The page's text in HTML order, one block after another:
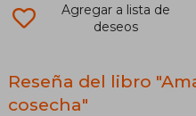
Agregar a lista de
deseos
Reseña del libro
cosecha"